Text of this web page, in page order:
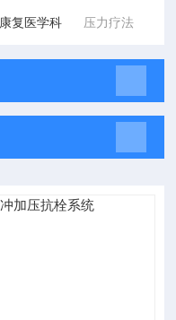
康复医学科 压力疗法